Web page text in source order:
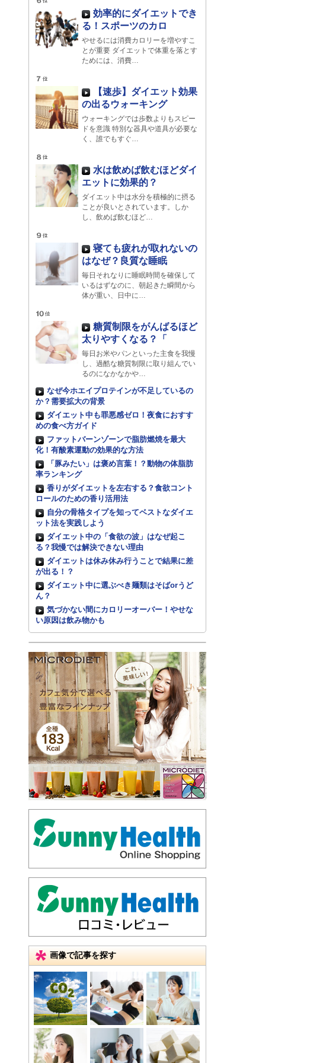
効率的にダイエットでき
る！スポーツのカロ
やせるには消費カロリーを増やすこ
とが重要 ダイエットで体重を落とす
ためには、消費…
【速歩】ダイエット効果
の出るウォーキング
ウォーキングでは歩数よりもスピー
ドを意識 特別な器具や道具が必要な
く、誰でもすぐ…
水は飲めば飲むほどダイ
エットに効果的？
ダイエット中は水分を積極的に摂る
ことが良いとされています。しか
し、飲めば飲むほど…
寝ても疲れが取れないの
はなぜ？良質な睡眠
毎日それなりに睡眠時間を確保して
いるはずなのに、朝起きた瞬間から
体が重い、日中に…
糖質制限をがんばるほど
太りやすくなる？「
毎日お米やパンといった主食を我慢
し、過酷な糖質制限に取り組んでい
るのになかなかや…
なぜ今ホエイプロテインが不足しているの
か？需要拡大の背景
ダイエット中も罪悪感ゼロ！夜食におすす
めの食べ方ガイド
ファットバーンゾーンで脂肪燃焼を最大
化！有酸素運動の効果的な方法
「豚みたい」は褒め言葉！？動物の体脂肪
率ランキング
香りがダイエットを左右する？食欲コント
ロールのための香り活用法
自分の骨格タイプを知ってベストなダイエ
ット法を実践しよう
ダイエット中の「食欲の波」はなぜ起こ
る？我慢では解決できない理由
ダイエットは休み休み行うことで結果に差
が出る！？
ダイエット中に選ぶべき麺類はそばorうど
ん？
気づかない間にカロリーオーバー！やせな
い原因は飲み物かも
画像で記事を探す